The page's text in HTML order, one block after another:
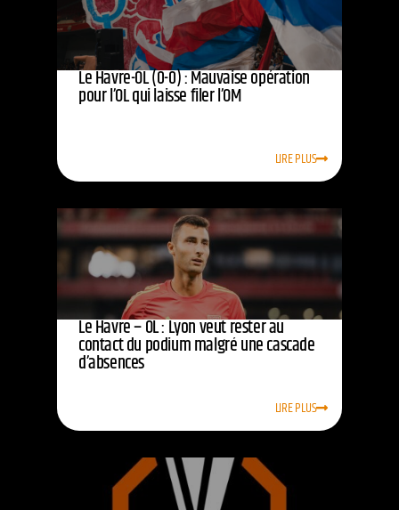
Le Havre-OL (0-0) : Mauvaise opération
pour l’OL qui laisse filer l’OM
LIRE PLUS
Le Havre – OL : Lyon veut rester au
contact du podium malgré une cascade
d’absences
LIRE PLUS